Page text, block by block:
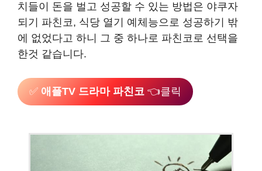
치들이 돈을 벌고 성공할 수 있는 방법은 야쿠자
되기 파친코, 식당 열기 예체능으로 성공하기 밖
에 없었다고 하니 그 중 하나로 파친코로 선택을
한것 같습니다.
✅ 애플TV 드라마 파친코 👈클릭